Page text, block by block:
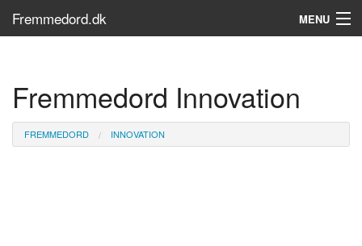
Fremmedord.dk MENU
Søg...
Find bøger
Fremmedord Innovation
FREMMEDORD INNOVATION